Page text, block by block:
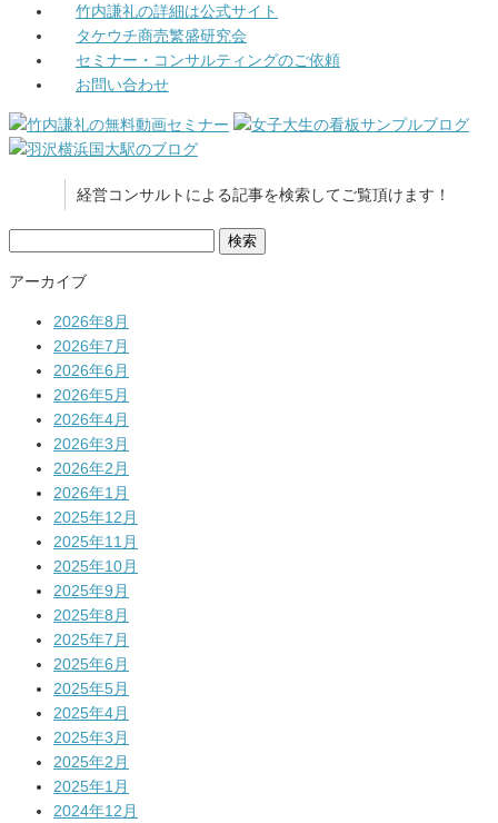
竹内謙礼の詳細は公式サイト
タケウチ商売繁盛研究会
セミナー・コンサルティングのご依頼
お問い合わせ
経営コンサルトによる記事を検索してご覧頂けます！
アーカイブ
2026年8月
2026年7月
2026年6月
2026年5月
2026年4月
2026年3月
2026年2月
2026年1月
2025年12月
2025年11月
2025年10月
2025年9月
2025年8月
2025年7月
2025年6月
2025年5月
2025年4月
2025年3月
2025年2月
2025年1月
2024年12月